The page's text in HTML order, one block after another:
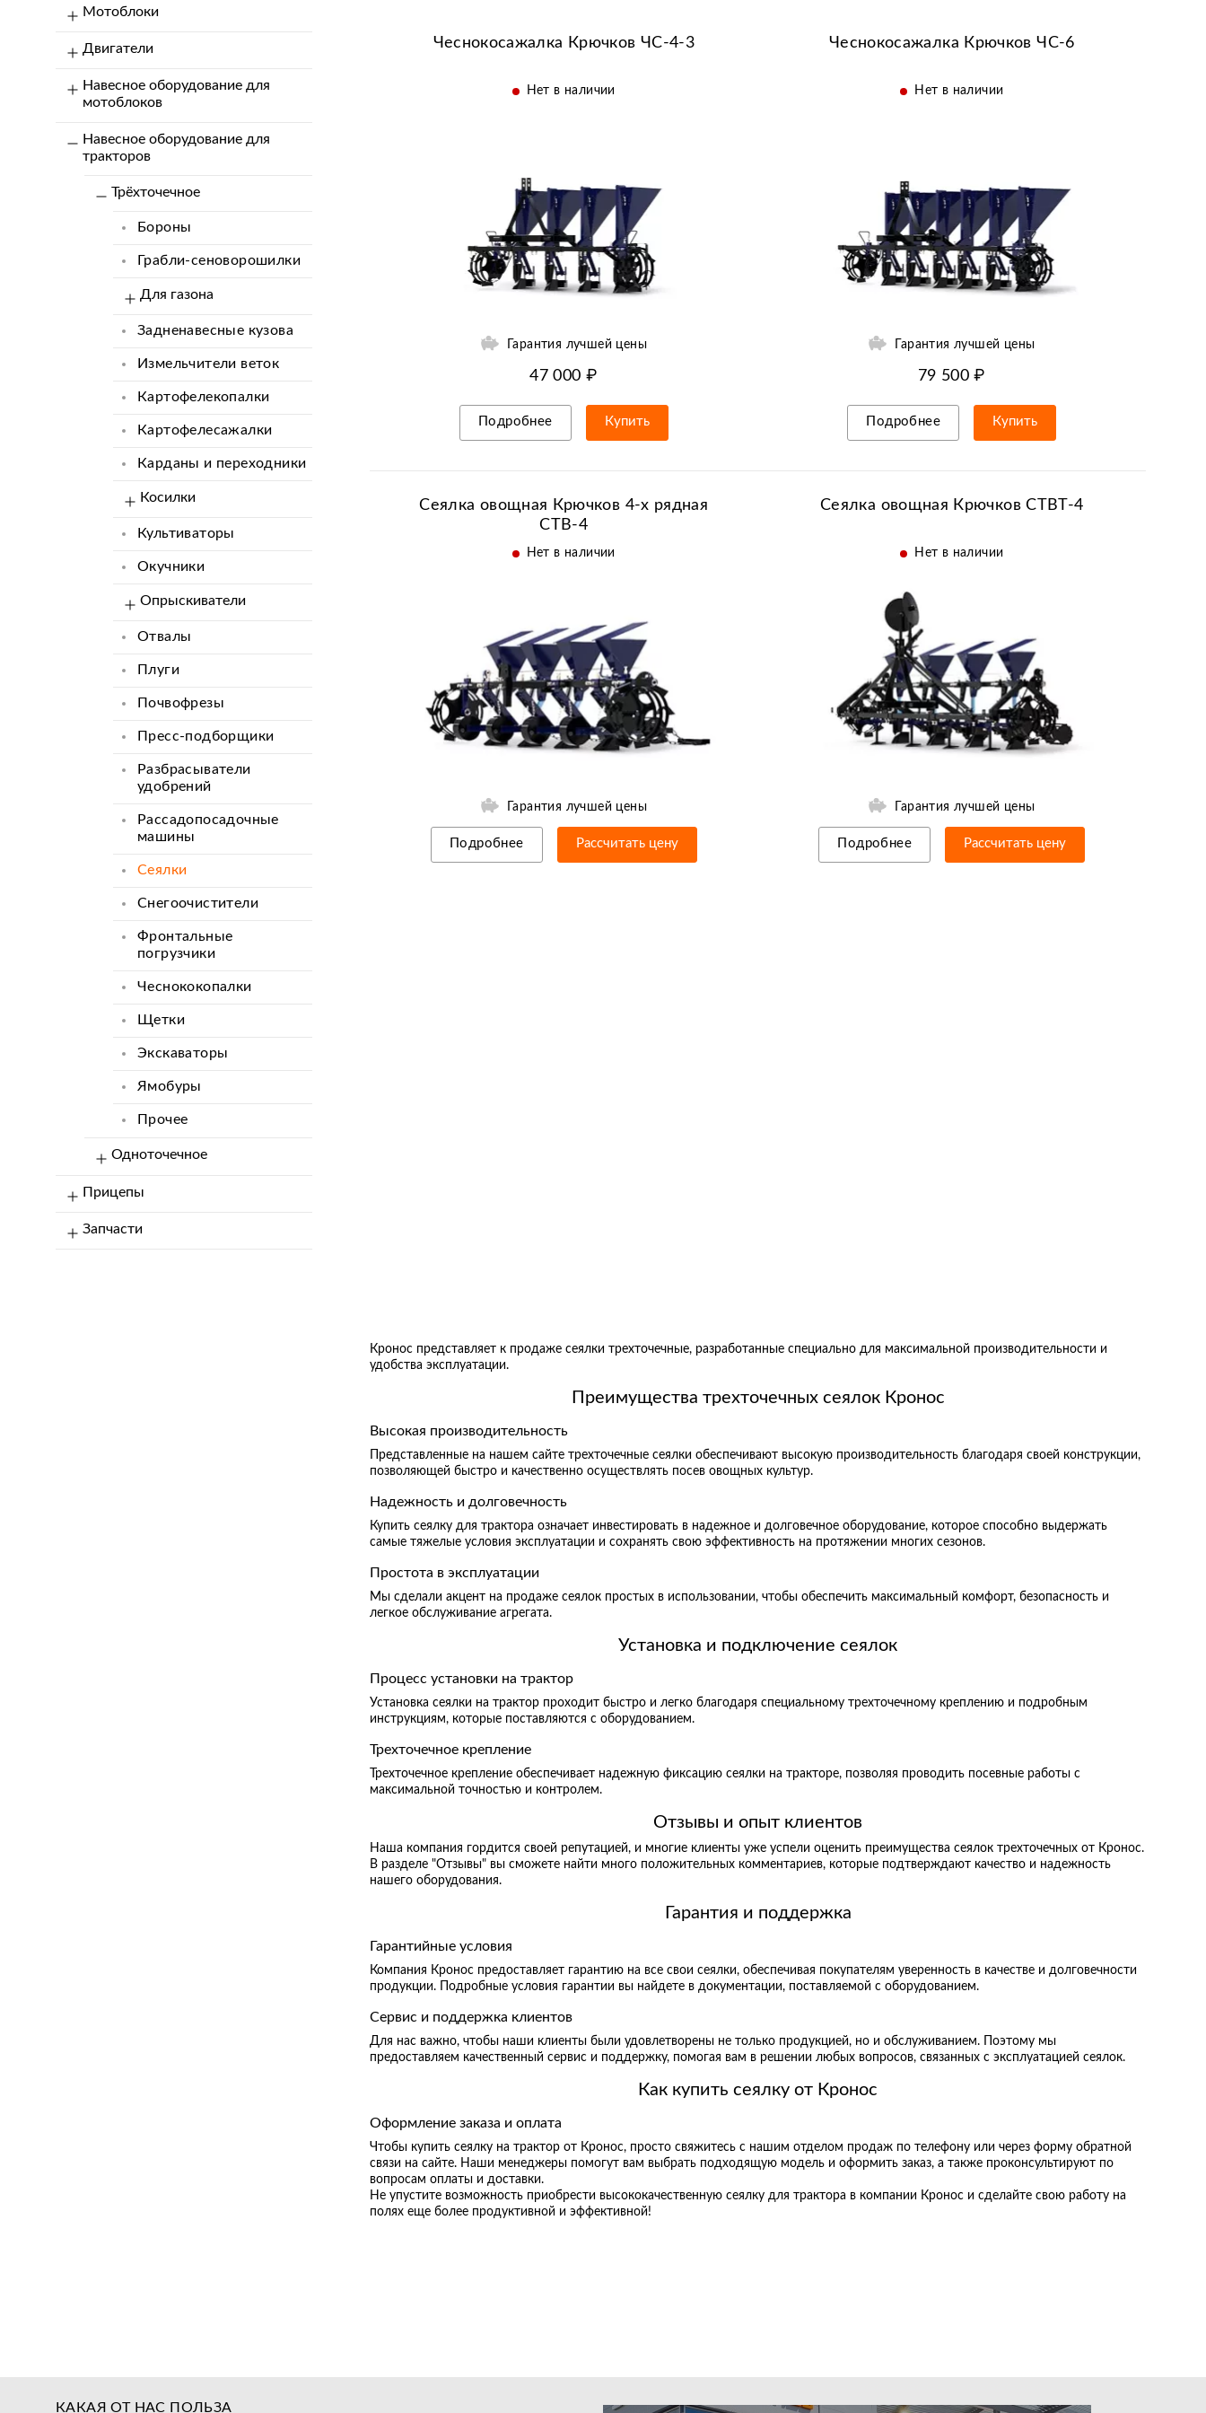
Мотоблоки
Двигатели
Навесное оборудование для
мотоблоков
Навесное оборудование для
тракторов
Трёхточечное
Бороны
Грабли-сеноворошилки
Для газона
Задненавесные кузова
Измельчители веток
Картофелекопалки
Картофелесажалки
Карданы и переходники
Косилки
Культиваторы
Окучники
Опрыскиватели
Отвалы
Плуги
Почвофрезы
Пресс-подборщики
Разбрасыватели
удобрений
Рассадопосадочные
машины
Сеялки
Снегоочистители
Фронтальные
погрузчики
Чеснококопалки
Щетки
Экскаваторы
Ямобуры
Прочее
Одноточечное
Прицепы
Запчасти
Чеснокосажалка Крючков ЧС-4-3
Нет в наличии
Гарантия лучшей цены
47 000 ₽
Подробнее Купить
Чеснокосажалка Крючков ЧС-6
Нет в наличии
Гарантия лучшей цены
79 500 ₽
Подробнее Купить
Сеялка овощная Крючков 4-х рядная
СТВ-4
Нет в наличии
Гарантия лучшей цены
Подробнее Рассчитать цену
Сеялка овощная Крючков СТВТ-4
Нет в наличии
Гарантия лучшей цены
Подробнее Рассчитать цену
Кронос представляет к продаже сеялки трехточечные, разработанные специально для максимальной производительности и
удобства эксплуатации.
Преимущества трехточечных сеялок Кронос
Высокая производительность
Представленные на нашем сайте трехточечные сеялки обеспечивают высокую производительность благодаря своей конструкции,
позволяющей быстро и качественно осуществлять посев овощных культур.
Надежность и долговечность
Купить сеялку для трактора означает инвестировать в надежное и долговечное оборудование, которое способно выдержать
самые тяжелые условия эксплуатации и сохранять свою эффективность на протяжении многих сезонов.
Простота в эксплуатации
Мы сделали акцент на продаже сеялок простых в использовании, чтобы обеспечить максимальный комфорт, безопасность и
легкое обслуживание агрегата.
Установка и подключение сеялок
Процесс установки на трактор
Установка сеялки на трактор проходит быстро и легко благодаря специальному трехточечному креплению и подробным
инструкциям, которые поставляются с оборудованием.
Трехточечное крепление
Трехточечное крепление обеспечивает надежную фиксацию сеялки на тракторе, позволяя проводить посевные работы с
максимальной точностью и контролем.
Отзывы и опыт клиентов
Наша компания гордится своей репутацией, и многие клиенты уже успели оценить преимущества сеялок трехточечных от Кронос.
В разделе "Отзывы" вы сможете найти много положительных комментариев, которые подтверждают качество и надежность
нашего оборудования.
Гарантия и поддержка
Гарантийные условия
Компания Кронос предоставляет гарантию на все свои сеялки, обеспечивая покупателям уверенность в качестве и долговечности
продукции. Подробные условия гарантии вы найдете в документации, поставляемой с оборудованием.
Сервис и поддержка клиентов
Для нас важно, чтобы наши клиенты были удовлетворены не только продукцией, но и обслуживанием. Поэтому мы
предоставляем качественный сервис и поддержку, помогая вам в решении любых вопросов, связанных с эксплуатацией сеялок.
Как купить сеялку от Кронос
Оформление заказа и оплата
Чтобы купить сеялку на трактор от Кронос, просто свяжитесь с нашим отделом продаж по телефону или через форму обратной
связи на сайте. Наши менеджеры помогут вам выбрать подходящую модель и оформить заказ, а также проконсультируют по
вопросам оплаты и доставки.
Не упустите возможность приобрести высококачественную сеялку для трактора в компании Кронос и сделайте свою работу на
полях еще более продуктивной и эффективной!
КАКАЯ ОТ НАС ПОЛЬЗА